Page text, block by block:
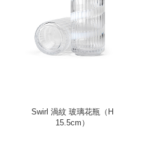
Swirl 渦紋 玻璃花瓶（H
15.5cm）